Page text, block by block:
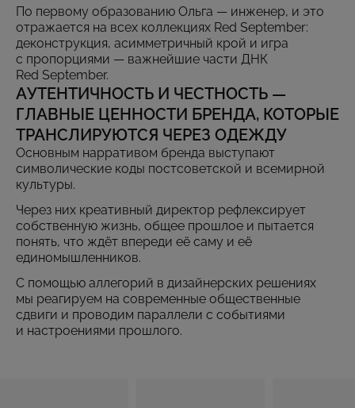
По первому образованию Ольга — инженер, и это
отражается на всех коллекциях Red September:
деконструкция, асимметричный крой и игра
с пропорциями — важнейшие части ДНК
Red September.
АУТЕНТИЧНОСТЬ И ЧЕСТНОСТЬ —
ГЛАВНЫЕ ЦЕННОСТИ БРЕНДА, КОТОРЫЕ
ТРАНСЛИРУЮТСЯ ЧЕРЕЗ ОДЕЖДУ
Основным нарративом бренда выступают
символические коды постсоветской и всемирной
культуры.
Через них креативный директор рефлексирует
собственную жизнь, общее прошлое и пытается
понять, что ждёт впереди её саму и её
единомышленников.
С помощью аллегорий в дизайнерских решениях
мы реагируем на современные общественные
сдвиги и проводим параллели с событиями
и настроениями прошлого.